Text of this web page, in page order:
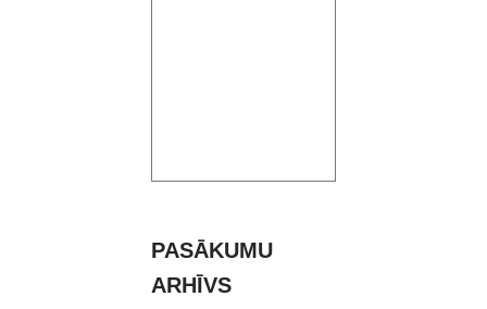
PASĀKUMU
ARHĪVS